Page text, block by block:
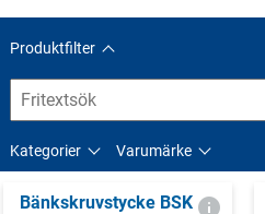
Produktfilter
Kategorier Varumärke
Bänkskruvstycke BSK